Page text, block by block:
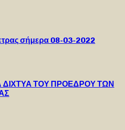
σήμερα 08-03-2022
ΔΙΧΤΥΑ ΤΟΥ ΠΡΟΕΔΡΟΥ ΤΩΝ